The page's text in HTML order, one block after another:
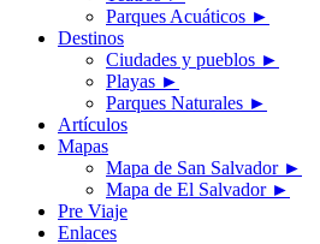
Parques Acuáticos ►
Destinos
Ciudades y pueblos ►
Playas ►
Parques Naturales ►
Artículos
Mapas
Mapa de San Salvador ►
Mapa de El Salvador ►
Pre Viaje
Enlaces